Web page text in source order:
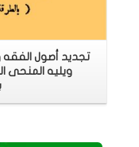
تجديد أصول الفقه
ويليه المنحى